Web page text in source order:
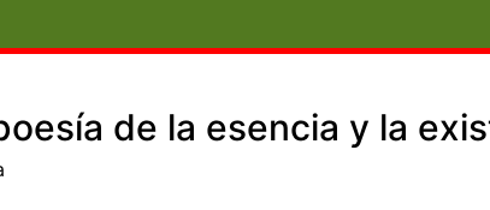
de la esencia y la